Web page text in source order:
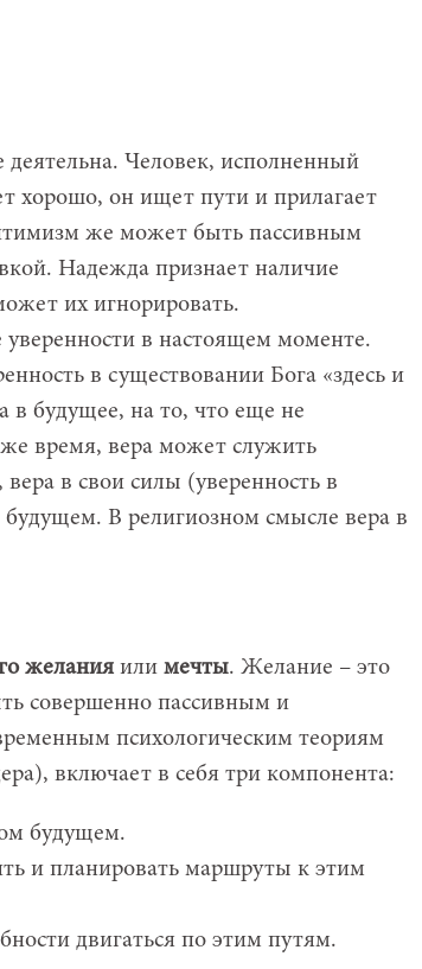
деятельна. Человек, исполненный
хорошо, он ищет пути и прилагает
же может быть пассивным
Надежда признает наличие
их игнорировать.
уверенности в настоящем моменте.
в существовании Бога «здесь и
в будущее, на то, что еще не
время, вера может служить
в свои силы (уверенность в
В религиозном смысле вера в
желания или мечты. Желание – это
совершенно пассивным и
психологическим теориям
включает в себя три компонента:
будущем.
и планировать маршруты к этим
двигаться по этим путям.